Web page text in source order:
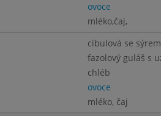
ovoce
mléko,čaj,
cibulová se sýrem
fazolový guláš s
chléb
ovoce
mléko, čaj